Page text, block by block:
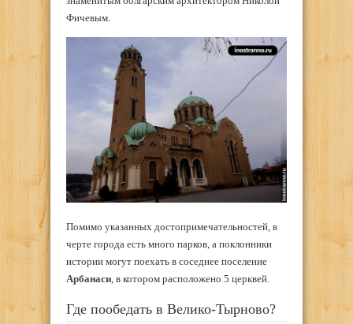
Фичевым.
Помимо указанных достопримечательностей, в
черте города есть много парков, а поклонники
истории могут поехать в соседнее поселение
Арбанаси, в котором расположено 5 церквей.
Где пообедать в Велико-Тырново?